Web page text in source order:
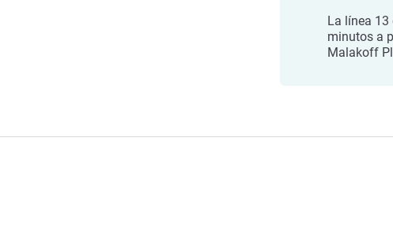
10 min a pie del hotel. El Stade de
de una ubicación conveniente a las
encantados de darle la bienvenida a
La línea 13
minutos a
Malakoff